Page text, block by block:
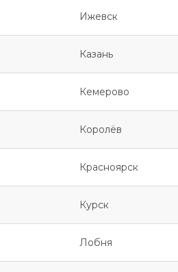
Ижевск
Казань
Кемерово
Королёв
Красноярск
Курск
Лобня